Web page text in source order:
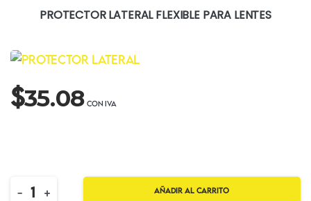
PROTECTOR LATERAL FLEXIBLE PARA LENTES
$35.08
Quantity
- + Añadir al carrito